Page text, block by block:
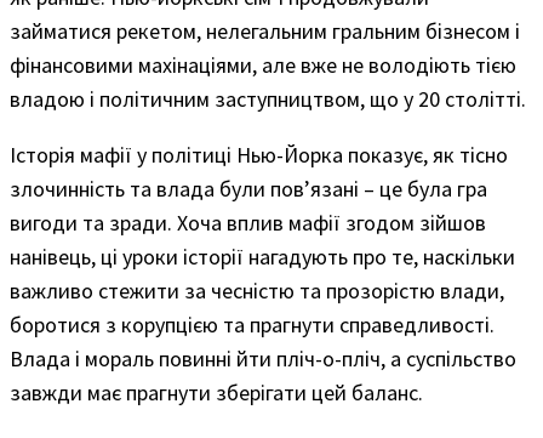
займатися рекетом, нелегальним гральним бізнесом і
фінансовими махінаціями, але вже не володіють тією
владою і політичним заступництвом, що у 20 столітті.
Історія мафії у політиці Нью-Йорка показує, як тісно
злочинність та влада були пов’язані – це була гра
вигоди та зради. Хоча вплив мафії згодом зійшов
нанівець, ці уроки історії нагадують про те, наскільки
важливо стежити за чесністю та прозорістю влади,
боротися з корупцією та прагнути справедливості.
Влада і мораль повинні йти пліч-о-пліч, а суспільство
завжди має прагнути зберігати цей баланс.